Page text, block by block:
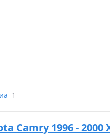
1
Camry 1996 - 2000